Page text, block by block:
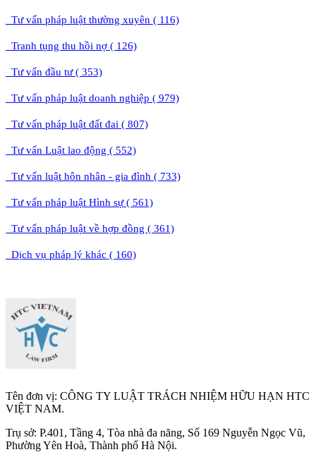
Tư vấn pháp luật thường xuyên ( 116)
Tranh tụng thu hồi nợ ( 126)
Tư vấn đầu tư ( 353)
Tư vấn pháp luật doanh nghiệp ( 979)
Tư vấn pháp luật đất đai ( 807)
Tư vấn Luật lao động ( 552)
Tư vấn luật hôn nhân - gia đình ( 733)
Tư vấn pháp luật Hình sự ( 561)
Tư vấn pháp luật về hợp đồng ( 361)
Dịch vụ pháp lý khác ( 160)
Tên đơn vị: CÔNG TY LUẬT TRÁCH NHIỆM HỮU HẠN HTC
VIỆT NAM.
Trụ sở: P.401, Tầng 4, Tòa nhà đa năng, Số 169 Nguyễn Ngọc Vũ,
Phường Yên Hoà, Thành phố Hà Nội.